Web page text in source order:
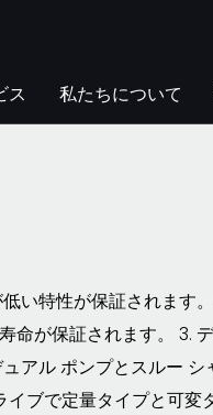
ス 私たちについて
い特性が保証されます
が保証されます。 3.
アル ポンプとスルー
ブで定量タイプと可変